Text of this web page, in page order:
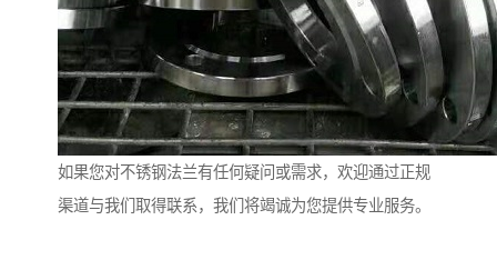
如果您对不锈钢法兰有任何疑问或需求，欢迎通过正规
渠道与我们取得联系，我们将竭诚为您提供专业服务。